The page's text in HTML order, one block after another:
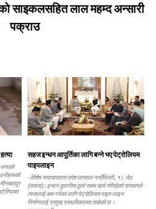
साइकलसहित लाल महम्द अन्सारी
पक्राउ
उनीहरूको
सहज इन्धन आपूर्तिका लागि बन्ने भए पेट्रोलियम
पाइपलाइन
–विशेष समाचारदाता रमेश लम्साल नयाँदिल्ली, १८ जेठ
(रासस) : इन्धन ढुवानीमा ठूलो रकम खर्च गरिरहेको सरकारले
त्यसलाई कम गर्नका लागि पेट्रोलियम पाइप लाइन
निर्माणलाई प्रमुख प्राथमिकतामा राखेको छ ।